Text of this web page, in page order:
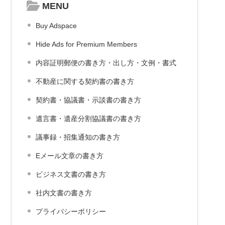
MENU
Buy Adspace
Hide Ads for Premium Members
内容証明郵便の書き方・出し方・文例・書式
不動産に関する契約書の書き方
契約書・協議書・示談書の書き方
遺言書・遺産分割協議書の書き方
議事録・招集通知の書き方
Eメール文章の書き方
ビジネス文書の書き方
社内文書の書き方
プライバシーポリシー